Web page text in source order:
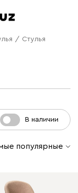
/ Стулья
В наличии
популярные